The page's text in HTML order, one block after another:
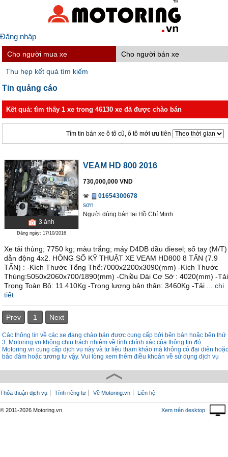
Đăng nhập
Cho người mua xe Cho người bán xe
Thu hẹp kết quả tìm kiếm
Tin quảng cáo
Kết quả: tìm thấy 1 xe trong 46130 xe đã được chào bán
Tìm tin bán xe ô tô cũ, ô tô mới ưu tiên
3 ảnh
Đăng ngày: 17/10/2016
VEAM HD 800 2016
730,000,000 VND
01654300678
sơn
Người dùng bán tại Hồ Chí Minh
Xe tải thùng; 7750 kg; màu trắng; máy D4DB dầu diesel; số tay (M/T)
dẫn động 4x2. HÔNG SỐ KỸ THUẬT XE VEAM HD800 8 TẤN (7.9
TẤN) : -Kích Thước Tổng Thể:7000x2200x3090(mm) -Kích Thước
Thùng:5050x2060x700/1890(mm) -Chiều Dài Cơ Sở : 4020(mm) -Tải
Trọng Toàn Bộ: 11.410Kg -Trọng lượng bản thân: 3460Kg -Tải ...
chi
tiết
Prev 1 Next
Các thông tin về các xe đang chào bán được cung cấp bởi bên bán hoặc bên thứ
3. Motoring.vn không chịu trách nhiệm về tính chính xác của thông tin đó.
Motoring.vn cung cấp dịch vụ này và tư liệu tham khảo mà không có đại diên hoặc
bảo đảm hoặc tương tư vậy. Vui lòng xem thêm điều khoản về sử dụng dịch vụ
Thỏa thuận dịch vụ Tính riêng tư Về Motoring.vn Liên hệ
© 2011-2026 Motoring.vn Xem trên desktop